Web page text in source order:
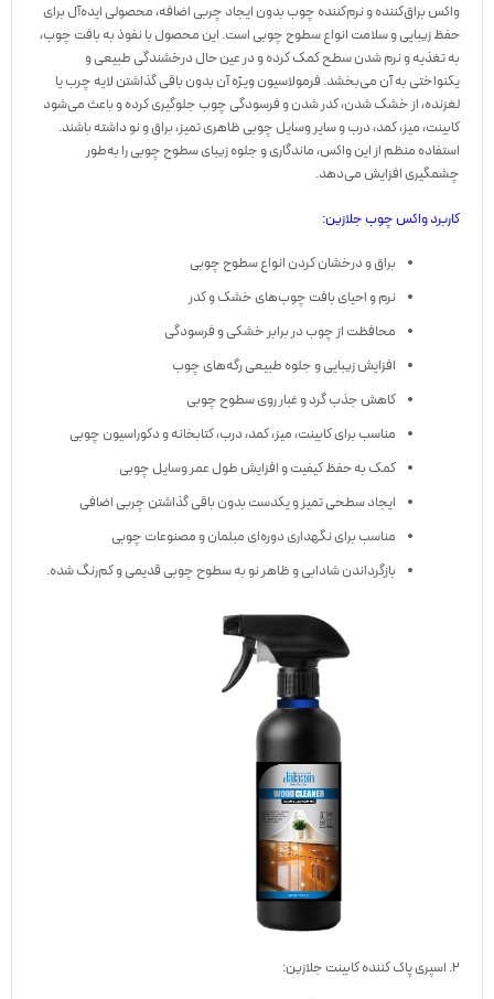
واکس براق‌کننده و نرم‌کننده چوب بدون ایجاد چربی اضافه، محصولی ایده‌آل برای
حفظ زیبایی و سلامت انواع سطوح چوبی است. این محصول با نفوذ به بافت چوب،
به تغذیه و نرم شدن سطح کمک کرده و در عین حال درخشندگی طبیعی و
یکنواختی به آن می‌بخشد. فرمولاسیون ویژه آن بدون باقی گذاشتن لایه چرب یا
لغزنده، از خشک شدن، کدر شدن و فرسودگی چوب جلوگیری کرده و باعث می‌شود
کابینت، میز، کمد، درب و سایر وسایل چوبی ظاهری تمیز، براق و نو داشته باشند.
استفاده منظم از این واکس، ماندگاری و جلوه زیبای سطوح چوبی را به‌طور
چشمگیری افزایش می‌دهد.
کاربرد واکس چوب جلازین:
براق و درخشان کردن انواع سطوح چوبی
نرم و احیای بافت چوب‌های خشک و کدر
محافظت از چوب در برابر خشکی و فرسودگی
افزایش زیبایی و جلوه طبیعی رگه‌های چوب
کاهش جذب گرد و غبار روی سطوح چوبی
مناسب برای کابینت، میز، کمد، درب، کتابخانه و دکوراسیون چوبی
کمک به حفظ کیفیت و افزایش طول عمر وسایل چوبی
ایجاد سطحی تمیز و یکدست بدون باقی گذاشتن چربی اضافی
مناسب برای نگهداری دوره‌ای مبلمان و مصنوعات چوبی
بازگرداندن شادابی و ظاهر نو به سطوح چوبی قدیمی و کم‌رنگ شده.
2. اسپری پاک کننده کابینت جلازین: